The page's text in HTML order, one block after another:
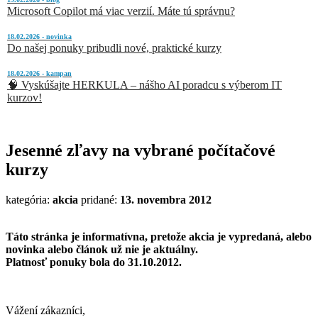
Microsoft Copilot má viac verzií. Máte tú správnu?
18.02.2026 - novinka
Do našej ponuky pribudli nové, praktické kurzy
18.02.2026 - kampan
🧠 Vyskúšajte HERKULA – nášho AI poradcu s výberom IT
kurzov!
Jesenné zľavy na vybrané počítačové
kurzy
kategória: akcia pridané: 13. novembra 2012
Táto stránka je informatívna, pretože akcia je vypredaná, alebo
novinka alebo článok už nie je aktuálny.
Platnosť ponuky bola do 31.10.2012.
Vážení zákazníci,